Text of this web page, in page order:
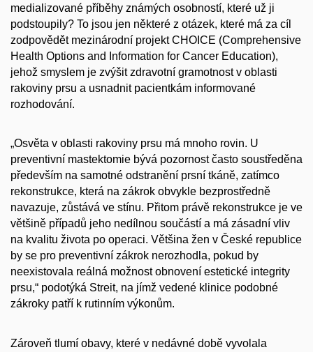
medializované příběhy známých osobností, které už ji
podstoupily? To jsou jen některé z otázek, které má za cíl
zodpovědět mezinárodní projekt CHOICE (Comprehensive
Health Options and Information for Cancer Education),
jehož smyslem je zvýšit zdravotní gramotnost v oblasti
rakoviny prsu a usnadnit pacientkám informované
rozhodování.
„Osvěta v oblasti rakoviny prsu má mnoho rovin. U
preventivní mastektomie bývá pozornost často soustředěna
především na samotné odstranění prsní tkáně, zatímco
rekonstrukce, která na zákrok obvykle bezprostředně
navazuje, zůstává ve stínu. Přitom právě rekonstrukce je ve
většině případů jeho nedílnou součástí a má zásadní vliv
na kvalitu života po operaci. Většina žen v České republice
by se pro preventivní zákrok nerozhodla, pokud by
neexistovala reálná možnost obnovení estetické integrity
prsu,“ podotýká Streit, na jímž vedené klinice podobné
zákroky patří k rutinním výkonům.
Zároveň tlumí obavy, které v nedávné době vyvolala